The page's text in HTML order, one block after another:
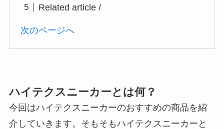
Related article /
次のページへ
ハイテクスニーカーとは何？
今回はハイテクスニーカーのおすすめの商品を紹
介していきます。そもそもハイテクスニーカーと